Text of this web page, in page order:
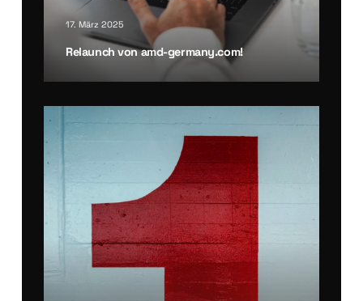
17. März 2025
Relaunch von amd-germany.com!